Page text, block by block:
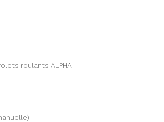
roulants ALPHA